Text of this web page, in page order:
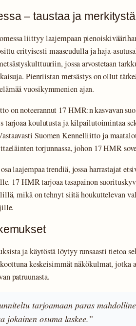
– taustaa ja merkitystä
liittyy laajempaan
erityisesti maaseudulla ja haja-
jossa arvostetaan
Pienriistan metsästys on ollut
vuosikymmenien ajan.
on noteerannut 17 HMR:n kasvavan
tarjoaa koulutusta ja kilpailutoimintaa
Suomen Kennelliitto ja
torjunnassa, johon 17 HMR
laajempaa trendiä, jossa harrastajat
17 HMR tarjoaa tasapainon
mikä on tehnyt siitä houkuttelevan
ja käytöstä löytyy runsaasti tietoa
keskeisimmät näkökulmat, jotka
patruunasta.
tarjoamaan paras
jokainen osuma laskee.”